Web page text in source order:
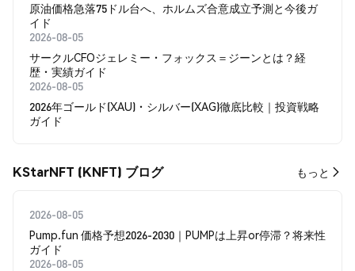
原油価格急落75ドル台へ、ホルムズ合意成立予測と今後ガ
イド
2026-08-05
サークルCFOジェレミー・フォックス＝ジーンとは？経
歴・実績ガイド
2026-08-05
2026年ゴールド(XAU)・シルバー(XAG)徹底比較｜投資戦略
ガイド
KStarNFT (KNFT) ブログ もっと
2026-08-05
Pump.fun 価格予想2026-2030｜PUMPは上昇or停滞？将来性
ガイド
2026-08-05